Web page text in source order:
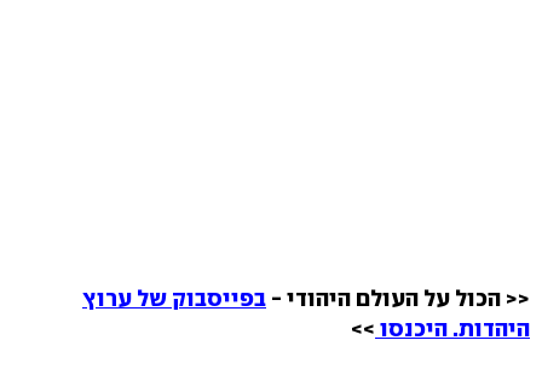
<< הכול על העולם היהודי - בפייסבוק של ערוץ
היהדות. היכנסו >>